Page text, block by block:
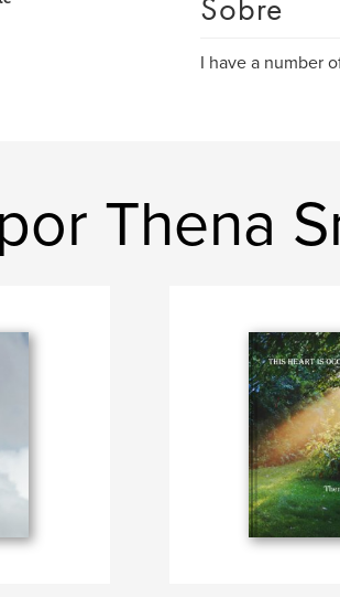
Sobre
I have a number
Thena